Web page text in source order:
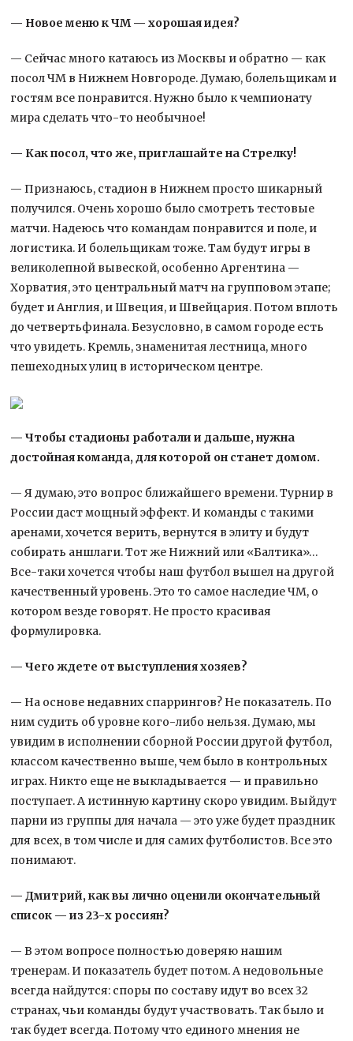
— Новое меню к ЧМ — хорошая идея?
— Сейчас много катаюсь из Москвы и обратно — как
посол ЧМ в Нижнем Новгороде. Думаю, болельщикам и
гостям все понравится. Нужно было к чемпионату
мира сделать что-то необычное!
— Как посол, что же, приглашайте на Стрелку!
— Признаюсь, стадион в Нижнем просто шикарный
получился. Очень хорошо было смотреть тестовые
матчи. Надеюсь что командам понравится и поле, и
логистика. И болельщикам тоже. Там будут игры в
великолепной вывеской, особенно Аргентина —
Хорватия, это центральный матч на групповом этапе;
будет и Англия, и Швеция, и Швейцария. Потом вплоть
до четвертьфинала. Безусловно, в самом городе есть
что увидеть. Кремль, знаменитая лестница, много
пешеходных улиц в историческом центре.
— Чтобы стадионы работали и дальше, нужна
достойная команда, для которой он станет домом.
— Я думаю, это вопрос ближайшего времени. Турнир в
России даст мощный эффект. И команды с такими
аренами, хочется верить, вернутся в элиту и будут
собирать аншлаги. Тот же Нижний или «Балтика»…
Все-таки хочется чтобы наш футбол вышел на другой
качественный уровень. Это то самое наследие ЧМ, о
котором везде говорят. Не просто красивая
формулировка.
— Чего ждете от выступления хозяев?
— На основе недавних спаррингов? Не показатель. По
ним судить об уровне кого-либо нельзя. Думаю, мы
увидим в исполнении сборной России другой футбол,
классом качественно выше, чем было в контрольных
играх. Никто еще не выкладывается — и правильно
поступает. А истинную картину скоро увидим. Выйдут
парни из группы для начала — это уже будет праздник
для всех, в том числе и для самих футболистов. Все это
понимают.
— Дмитрий, как вы лично оценили окончательный
список — из 23-х россиян?
— В этом вопросе полностью доверяю нашим
тренерам. И показатель будет потом. А недовольные
всегда найдутся: споры по составу идут во всех 32
странах, чьи команды будут участвовать. Так было и
так будет всегда. Потому что единого мнения не